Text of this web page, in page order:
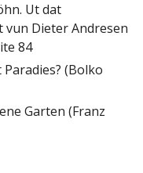
Ut dat
vun Dieter Andresen
84
Paradies? (Bolko
Garten (Franz